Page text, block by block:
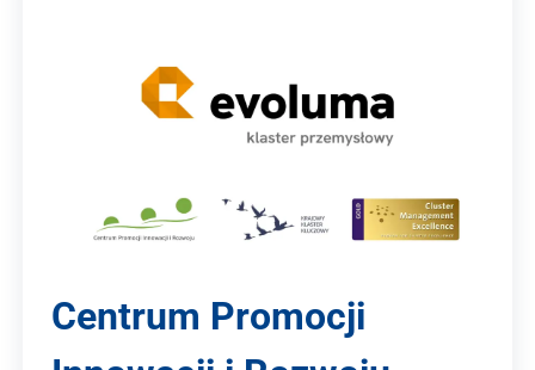
Centrum Promocji